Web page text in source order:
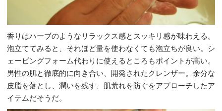
香りはハーブのようなリラックス感とスッキリ感が味わえる。
泡立ててみると、それほど量を使わなくても泡立ちが良い。シ
ェービングフォーム代わりに使えるところもポイントが高い。
男性の肌と徹底的に向き合い、開発されたクレンザー。余分な
皮脂を落とし、潤いを残す、肌荒れを防ぐをアプローチしたア
イテムだそうだ。